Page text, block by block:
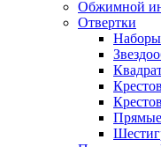
Обжимной
Отвертки
Наборы